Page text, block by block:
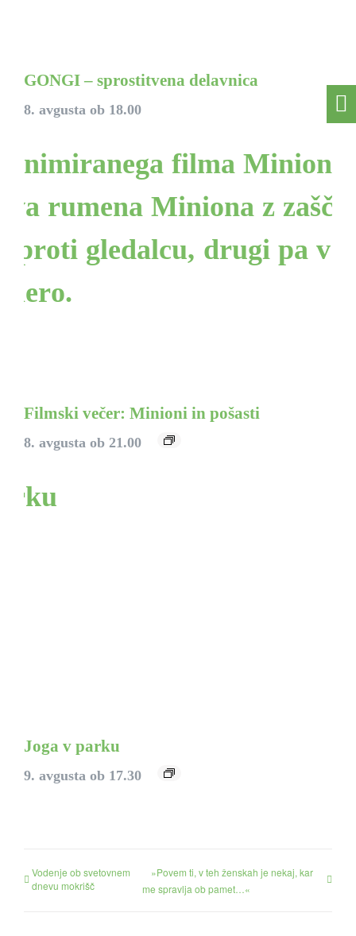
GONGI – sprostitvena delavnica
8. avgusta ob 18.00
Filmski večer: Minioni in pošasti
8. avgusta ob 21.00
Joga v parku
9. avgusta ob 17.30
Vodenje ob svetovnem
dnevu mokrišč
»Povem ti, v teh ženskah je nekaj, kar
me spravlja ob pamet…«